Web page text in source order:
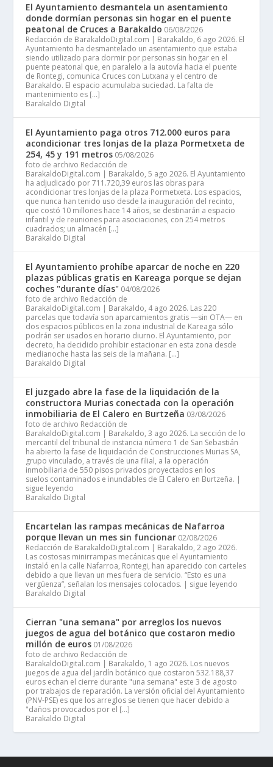
El Ayuntamiento desmantela un asentamiento
donde dormían personas sin hogar en el puente
peatonal de Cruces a Barakaldo 06/08/2026
Redacción de BarakaldoDigital.com | Barakaldo, 6 ago 2026. El
Ayuntamiento ha desmantelado un asentamiento que estaba
siendo utilizado para dormir por personas sin hogar en el
puente peatonal que, en paralelo a la autovía hacia el puente
de Rontegi, comunica Cruces con Lutxana y el centro de
Barakaldo. El espacio acumulaba suciedad. La falta de
mantenimiento es […]
Barakaldo Digital
El Ayuntamiento paga otros 712.000 euros para
acondicionar tres lonjas de la plaza Pormetxeta de
254, 45 y 191 metros 05/08/2026
foto de archivo Redacción de
BarakaldoDigital.com | Barakaldo, 5 ago 2026. El Ayuntamiento
ha adjudicado por 711.720,39 euros las obras para
acondicionar tres lonjas de la plaza Pormetxeta. Los espacios,
que nunca han tenido uso desde la inauguración del recinto,
que costó 10 millones hace 14 años, se destinarán a espacio
infantil y de reuniones para asociaciones, con 254 metros
cuadrados; un almacén […]
Barakaldo Digital
El Ayuntamiento prohíbe aparcar de noche en 220
plazas públicas gratis en Kareaga porque se dejan
coches "durante días" 04/08/2026
foto de archivo Redacción de
BarakaldoDigital.com | Barakaldo, 4 ago 2026. Las 220
parcelas que todavía son aparcamientos gratis —sin OTA— en
dos espacios públicos en la zona industrial de Kareaga sólo
podrán ser usados en horario diurno. El Ayuntamiento, por
decreto, ha decidido prohibir estacionar en esta zona desde
medianoche hasta las seis de la mañana. […]
Barakaldo Digital
El juzgado abre la fase de la liquidación de la
constructora Murias conectada con la operación
inmobiliaria de El Calero en Burtzeña 03/08/2026
foto de archivo Redacción de
BarakaldoDigital.com | Barakaldo, 3 ago 2026. La sección de lo
mercantil del tribunal de instancia número 1 de San Sebastián
ha abierto la fase de liquidación de Construcciones Murias SA,
grupo vinculado, a través de una filial, a la operación
inmobiliaria de 550 pisos privados proyectados en los
suelos contaminados e inundables de El Calero en Burtzeña. |
sigue leyendo
Barakaldo Digital
Encartelan las rampas mecánicas de Nafarroa
porque llevan un mes sin funcionar 02/08/2026
Redacción de BarakaldoDigital.com | Barakaldo, 2 ago 2026.
Las costosas minirrampas mecánicas que el Ayuntamiento
instaló en la calle Nafarroa, Rontegi, han aparecido con carteles
debido a que llevan un mes fuera de servicio. “Esto es una
vergüenza”, señalan los mensajes colocados. | sigue leyendo
Barakaldo Digital
Cierran "una semana" por arreglos los nuevos
juegos de agua del botánico que costaron medio
millón de euros 01/08/2026
foto de archivo Redacción de
BarakaldoDigital.com | Barakaldo, 1 ago 2026. Los nuevos
juegos de agua del jardín botánico que costaron 532.188,37
euros echan el cierre durante "una semana" este 3 de agosto
por trabajos de reparación. La versión oficial del Ayuntamiento
(PNV-PSE) es que los arreglos se tienen que hacer debido a
"daños provocados por el […]
Barakaldo Digital